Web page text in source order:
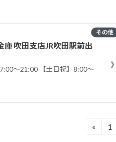
その他
庫 吹田支店JR吹田駅前出
～21:00 【土日祝】8:00～
›
«
固
1